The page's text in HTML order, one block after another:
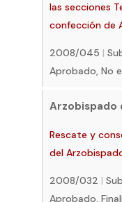
las secciones
confección de
2008/045 |
Aprobado, No
Arzobispado
Rescate y
del
2008/032 |
Aprobado,